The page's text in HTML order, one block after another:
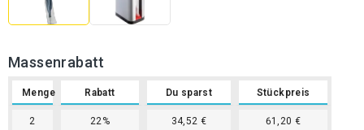
Massenrabatt
Menge Rabatt Du sparst Stückpreis
2 22% 34,52 € 61,20 €